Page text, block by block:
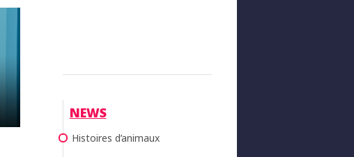
NEWS
Histoires d’animaux